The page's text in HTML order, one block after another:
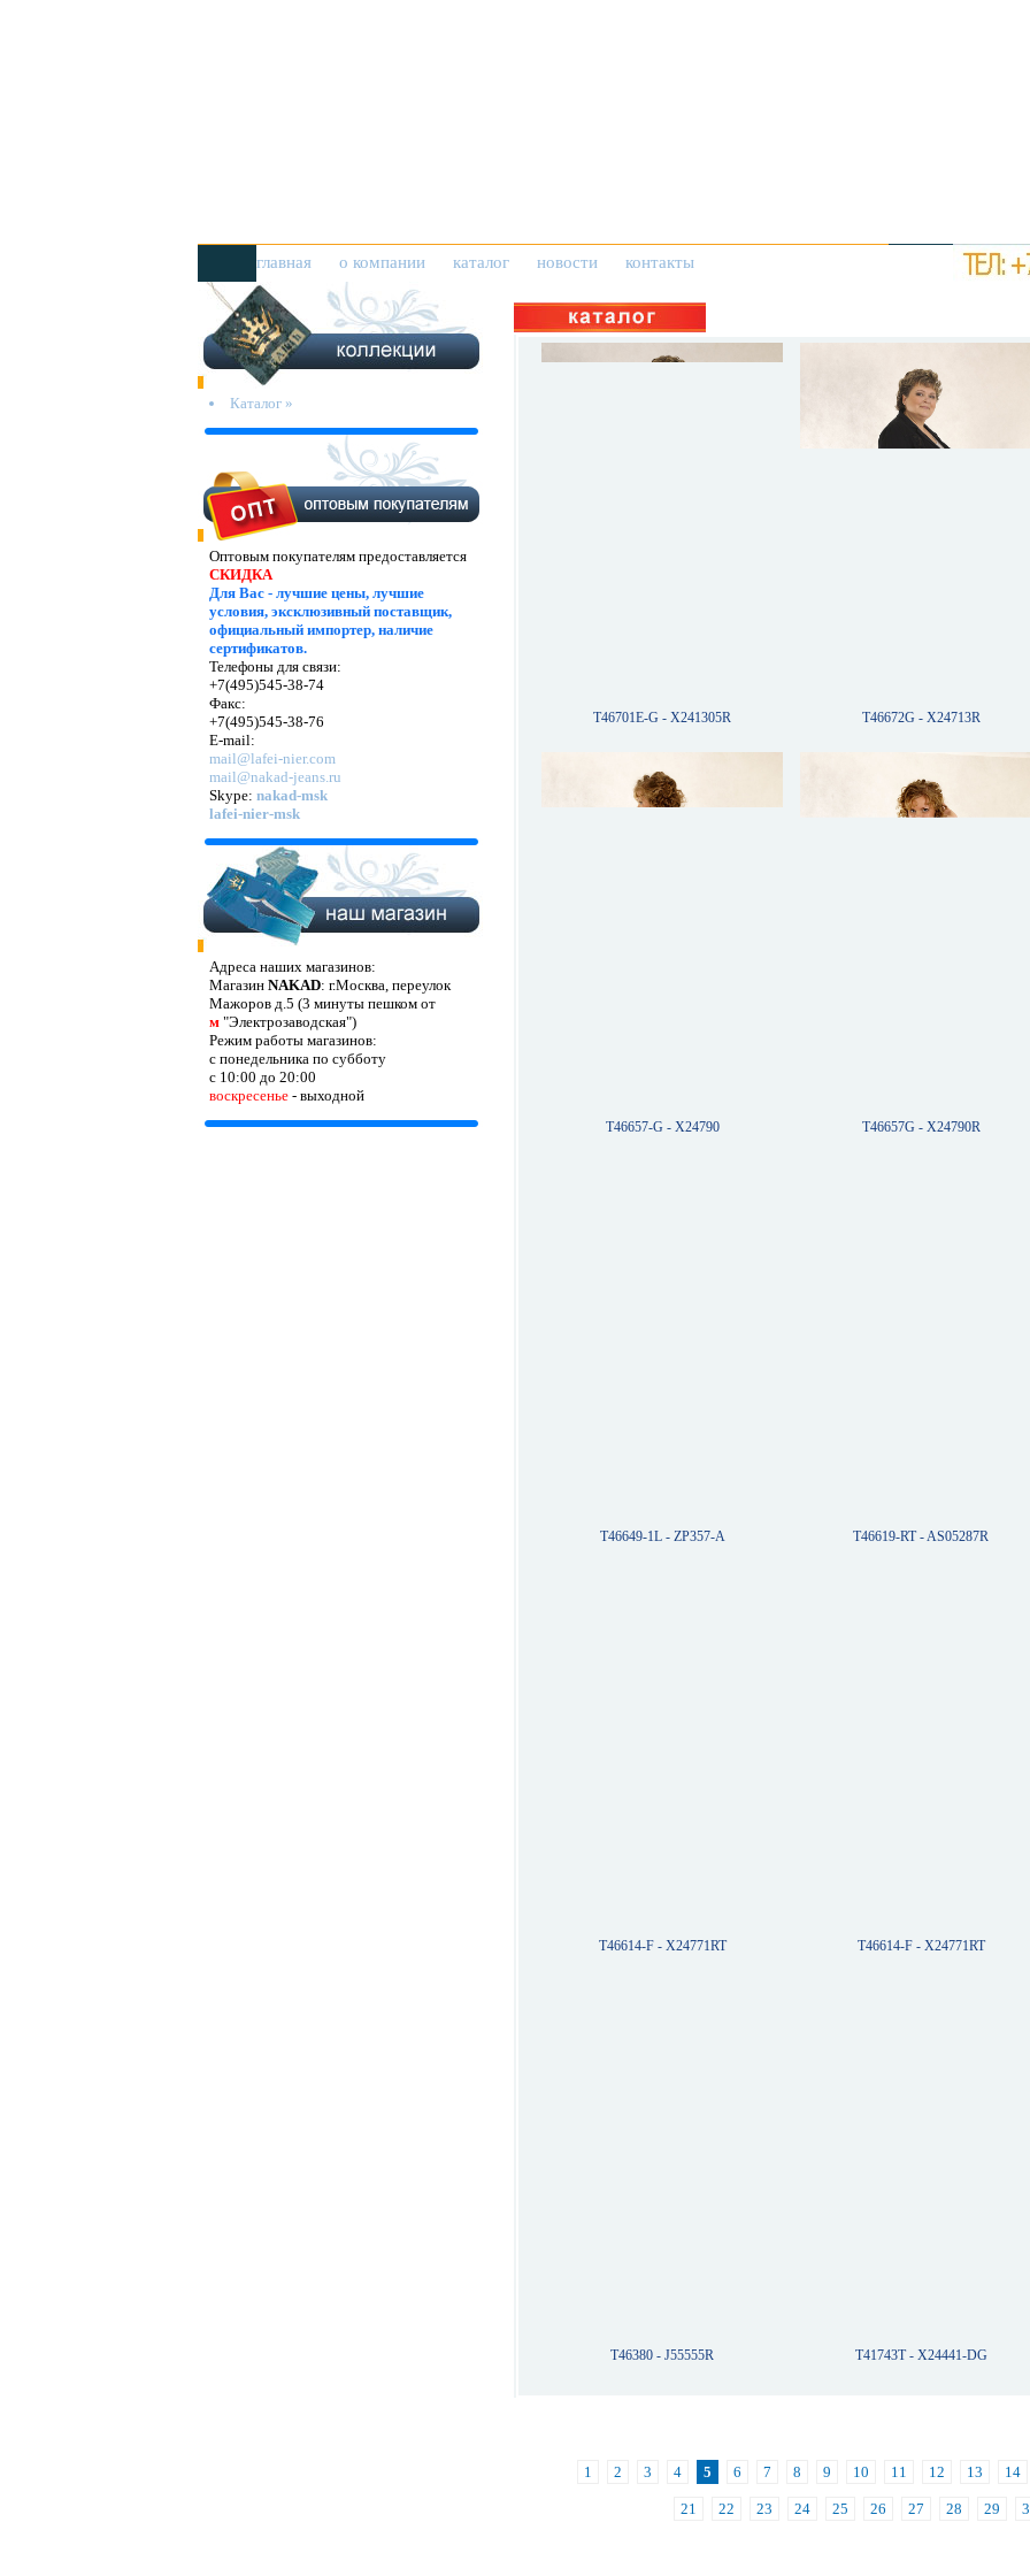
главная о компании каталог новости контакты
Каталог »
Оптовым покупателям предоставляется
СКИДКА
Для Вас - лучшие цены, лучшие
условия, эксклюзивный поставщик,
официальный импортер, наличие
сертификатов.
Телефоны для связи:
+7(495)545-38-74
Факс:
+7(495)545-38-76
E-mail:
mail@lafei-nier.com
mail@nakad-jeans.ru
Skype: nakad-msk
lafei-nier-msk
Адреса наших магазинов:
Магазин NAKAD: г.Москва, переулок
Мажоров д.5 (3 минуты пешком от
м "Электрозаводская")
Режим работы магазинов:
с понедельника по субботу
с 10:00 до 20:00
воскресенье - выходной
T46701E-G - X241305R T46672G - X24713R
T46657-G - X24790 T46657G - X24790R
T46649-1L - ZP357-A T46619-RT - AS05287R
T46614-F - X24771RT T46614-F - X24771RT
T46380 - J55555R T41743T - X24441-DG
1 2 3 4 5 6 7 8 9 10 11 12 13 14
21 22 23 24 25 26 27 28 29